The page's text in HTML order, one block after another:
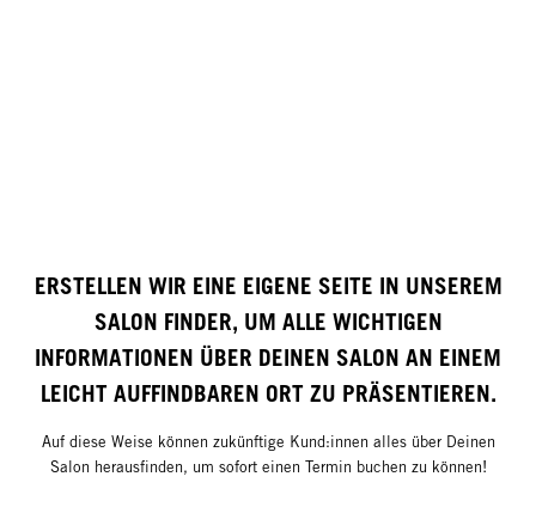
ERSTELLEN WIR EINE EIGENE SEITE IN UNSEREM
SALON FINDER, UM ALLE WICHTIGEN
INFORMATIONEN ÜBER DEINEN SALON AN EINEM
LEICHT AUFFINDBAREN ORT ZU PRÄSENTIEREN.
Auf diese Weise können zukünftige Kund:innen alles über Deinen
Salon herausfinden, um sofort einen Termin buchen zu können!